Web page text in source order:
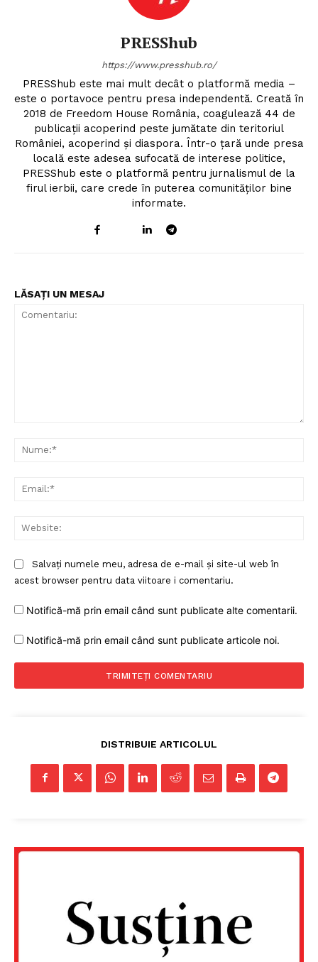
PRESShub
https://www.presshub.ro/
PRESShub este mai mult decât o platformă media –
este o portavoce pentru presa independentă. Creată în
2018 de Freedom House România, coagulează 44 de
publicații acoperind peste jumătate din teritoriul
României, acoperind și diaspora. Într-o țară unde presa
locală este adesea sufocată de interese politice,
PRESShub este o platformă pentru jurnalismul de la
firul ierbii, care crede în puterea comunităților bine
informate.
LĂSAȚI UN MESAJ
Salvați numele meu, adresa de e-mail și site-ul web în
acest browser pentru data viitoare i comentariu.
Notifică-mă prin email când sunt publicate alte comentarii.
Notifică-mă prin email când sunt publicate articole noi.
DISTRIBUIE ARTICOLUL